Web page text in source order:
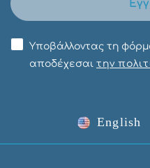
Υποβάλλοντας τη
αποδέχεσαι την
English